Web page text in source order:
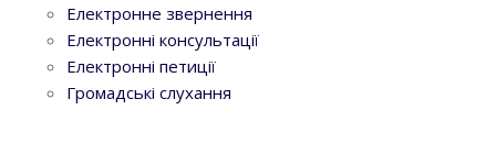
Електронне звернення
Електронні консультації
Електронні петиції
Громадські слухання